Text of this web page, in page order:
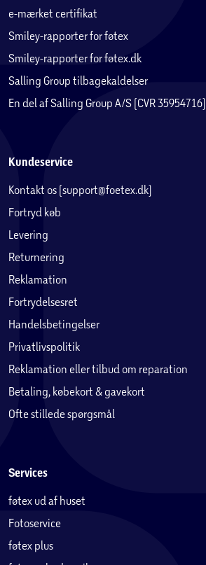
e-mærket certifikat
Smiley-rapporter for føtex
Smiley-rapporter for føtex.dk
Salling Group tilbagekaldelser
En del af Salling Group A/S (CVR 35954716)
Kundeservice
Kontakt os (support@foetex.dk)
Fortryd køb
Levering
Returnering
Reklamation
Fortrydelsesret
Handelsbetingelser
Privatlivspolitik
Reklamation eller tilbud om reparation
Betaling, købekort & gavekort
Ofte stillede spørgsmål
Services
føtex ud af huset
Fotoservice
føtex plus